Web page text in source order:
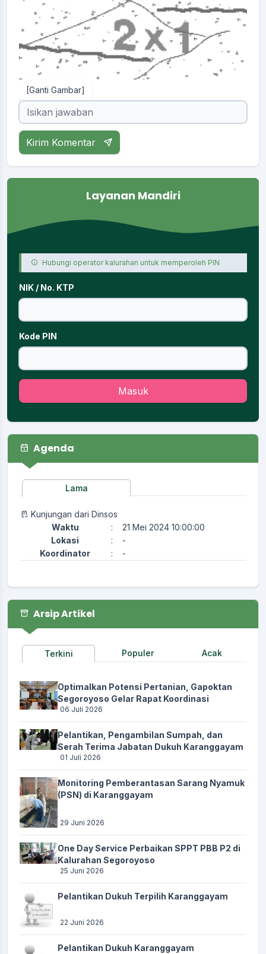
[Ganti Gambar]
Kirim Komentar
Layanan Mandiri
Hubungi operator kalurahan untuk memperoleh PIN
NIK / No. KTP
Kode PIN
Masuk
Agenda
Lama
Kunjungan dari Dinsos
Waktu
:
21 Mei 2024 10:00:00
Lokasi
:
-
Koordinator
: -
Arsip Artikel
Terkini Populer Acak
Optimalkan Potensi Pertanian, Gapoktan
Segoroyoso Gelar Rapat Koordinasi
06 Juli 2026
Pelantikan, Pengambilan Sumpah, dan
Serah Terima Jabatan Dukuh Karanggayam
01 Juli 2026
Monitoring Pemberantasan Sarang Nyamuk
(PSN) di Karanggayam
29 Juni 2026
One Day Service Perbaikan SPPT PBB P2 di
Kalurahan Segoroyoso
25 Juni 2026
Pelantikan Dukuh Terpilih Karanggayam
22 Juni 2026
Pelantikan Dukuh Karanggayam